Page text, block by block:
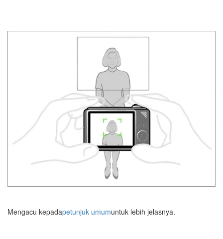
Mengacu kepadapetunjuk umumuntuk lebih jelasnya.